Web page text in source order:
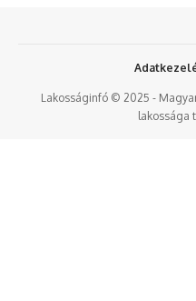
Lakosságinfó © 2025 -
lakossága